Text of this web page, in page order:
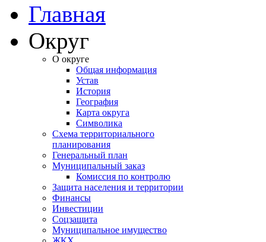
Главная
Округ
О округе
Общая информация
Устав
История
География
Карта округа
Символика
Схема территориального
планирования
Генеральный план
Муниципальный заказ
Комиссия по контролю
Защита населения и территории
Финансы
Инвестиции
Соцзащита
Муниципальное имущество